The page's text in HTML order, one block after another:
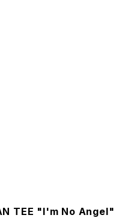
TEE "I'm No Angel"